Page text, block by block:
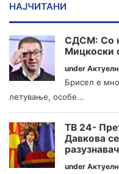
НАЈЧИТАНИ
СДСМ: Со
Мицкоски
under
Брисел е
летување, особе...
ТВ 24-
Давкова
under